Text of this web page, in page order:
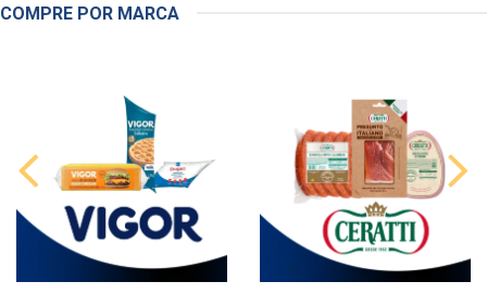
COMPRE POR MARCA